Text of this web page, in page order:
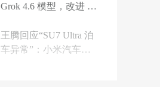
发
Grok 4.6 模型，改进 AI
王腾回应“SU7 Ultra 泊
车异常”：小米汽车已